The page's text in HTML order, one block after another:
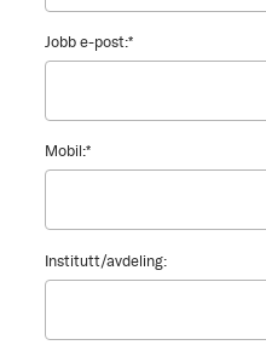
Jobb e-post:*
Mobil:*
Institutt/avdeling: